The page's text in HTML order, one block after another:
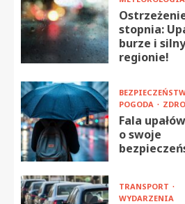
stopnia:
burze i
regionie!
POGODA
Fala
o swoje
TRANSPORT
WYDARZENIA